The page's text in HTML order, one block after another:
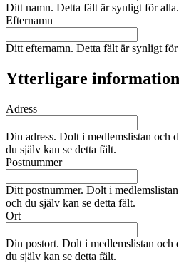
Ditt namn. Detta fält är synligt för alla.
Efternamn
Ditt efternamn. Detta fält är synligt för
Ytterligare information
Adress
Din adress. Dolt i medlemslistan och
du själv kan se detta fält.
Postnummer
Ditt postnummer. Dolt i
och du själv kan se detta fält.
Ort
Din postort. Dolt i medlemslistan och
du själv kan se detta fält.